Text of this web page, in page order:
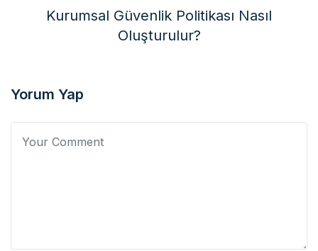
Kurumsal Güvenlik Politikası Nasıl
Oluşturulur?
Yorum Yap